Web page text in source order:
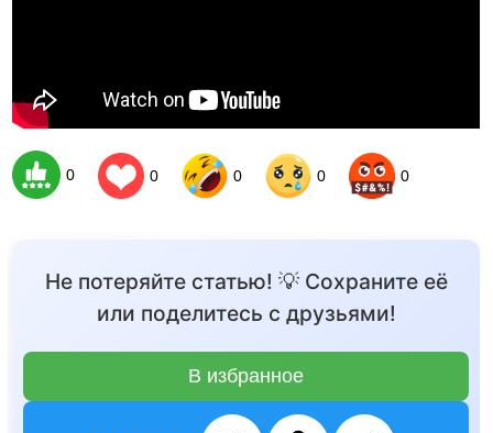
0 0 0 0 0
Не потеряйте статью! 💡 Сохраните её
или поделитесь с друзьями!
В избранное